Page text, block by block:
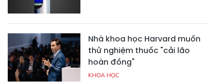
Nhà khoa học Harvard muốn
thử nghiệm thuốc "cải lão
hoàn đồng"
KHOA HỌC